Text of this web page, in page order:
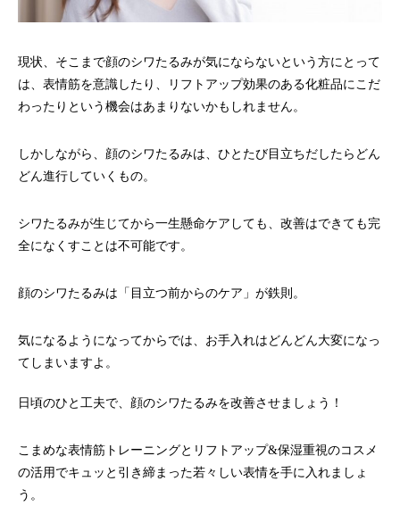
現状、そこまで顔のシワたるみが気にならないという方にとって
は、表情筋を意識したり、リフトアップ効果のある化粧品にこだ
わったりという機会はあまりないかもしれません。
しかしながら、顔のシワたるみは、ひとたび目立ちだしたらどん
どん進行していくもの。
シワたるみが生じてから一生懸命ケアしても、改善はできても完
全になくすことは不可能です。
顔のシワたるみは「目立つ前からのケア」が鉄則。
気になるようになってからでは、お手入れはどんどん大変になっ
てしまいますよ。
日頃のひと工夫で、顔のシワたるみを改善させましょう！
こまめな表情筋トレーニングとリフトアップ&保湿重視のコスメ
の活用でキュッと引き締まった若々しい表情を手に入れましょ
う。